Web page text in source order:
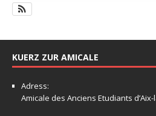
KUERZ ZUR AMICALE
Adress:
Amicale des Anciens Etudiants